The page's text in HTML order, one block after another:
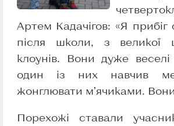
Артем Кадачігов: «Я прибіг
після школи, з великої
клоунів. Вони дуже веселі
один із них навчив
жонглювати м’ячиками.
Порехожі ставали